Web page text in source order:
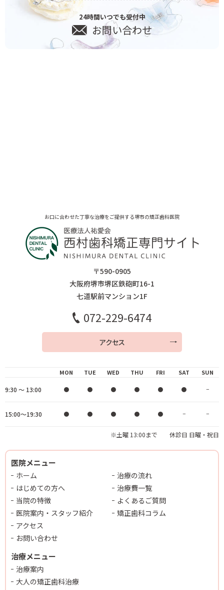
24時間いつでも受付中
お問い合わせ
お口に合わせた丁寧な治療をご提供する堺市の矯正歯科医院
〒590-0905
大阪府堺市堺区鉄砲町16-1
七道駅前マンション1F
072-229-6474
アクセス
MON TUE WED THU FRI SAT SUN
※土曜 13:00まで 休診日 日曜・祝日
9:30 ～ 13:00 ● ● ● ● ● ● −
15:00～19:30 ● ● ● ● ● − −
医院メニュー
ホーム
はじめての方へ
当院の特徴
医院案内・スタッフ紹介
治療の流れ
治療費一覧
よくあるご質問
矯正歯科コラム
アクセス
お問い合わせ
治療メニュー
治療案内
大人の矯正歯科治療